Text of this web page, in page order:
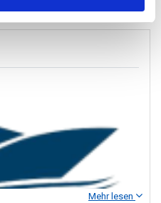
Mehr lesen